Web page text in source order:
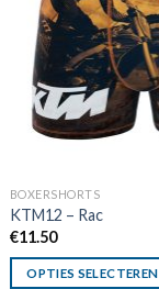
BOXERSHORTS
KTM12 – Rac
€11.50
OPTIES SELECTEREN